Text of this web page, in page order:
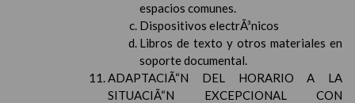
espacios comunes.
Dispositivos electrÃ³nicos
Libros de texto y otros materiales en
soporte documental.
ADAPTACIÃ“N DEL HORARIO A LA
SITUACIÃ“N EXCEPCIONAL CON